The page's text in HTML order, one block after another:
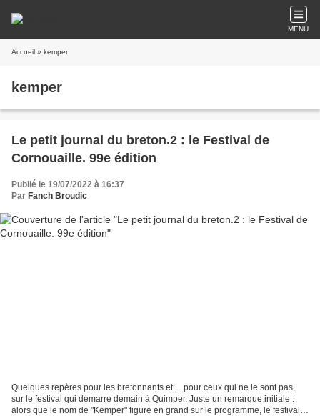
MENU
Accueil » kemper
kemper
Le petit journal du breton.2 : le Festival de
Cornouaille. 99e édition
Publié le 19/07/2022 à 16:37
Par Fanch Broudic
Quelques repères pour les bretonnants et… pour ceux qui ne le sont pas,
sur le festival qui démarre demain à Quimper. Juste un remarque initiale :
alors que le nom de "Kemper" figure en grand sur le programme, le festival